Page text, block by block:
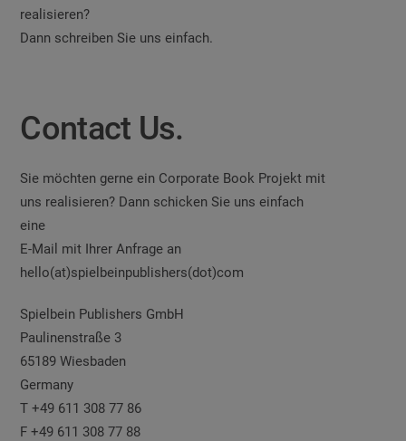
realisieren?
Dann schreiben Sie uns einfach.
Contact Us.
Sie möchten gerne ein Corporate Book Projekt mit
uns realisieren? Dann schicken Sie uns einfach
eine
E-Mail mit Ihrer Anfrage an
hello(at)spielbeinpublishers(dot)com
Spielbein Publishers GmbH
Paulinenstraße 3
65189 Wiesbaden
Germany
T +49 611 308 77 86
F +49 611 308 77 88